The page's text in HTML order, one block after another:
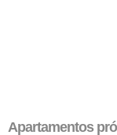
Apartamentos